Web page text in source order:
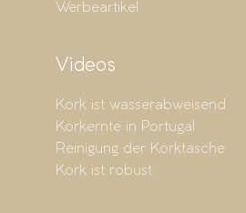
Werbeartikel
Videos
Kork ist wasserabweisend
Korkernte in Portugal
Reinigung der Korktasche
Kork ist robust